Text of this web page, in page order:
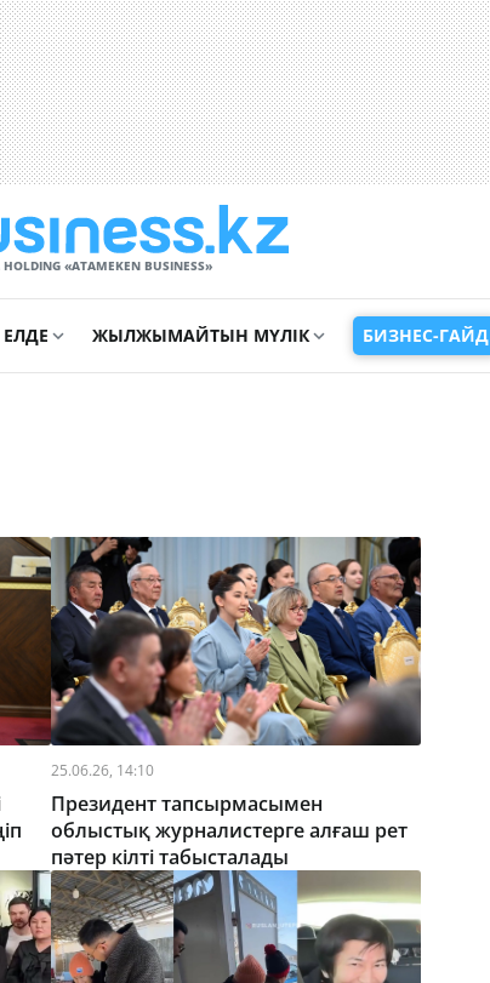
«ATAMEKЕN BUSINESS»
ЕЛДЕ ЖЫЛЖЫМАЙТЫН МҮЛІК БИЗНЕС-ГАЙД
25.06.26, 14:10
Президент тапсырмасымен
облыстық журналистерге алғаш рет
пәтер кілті табысталады